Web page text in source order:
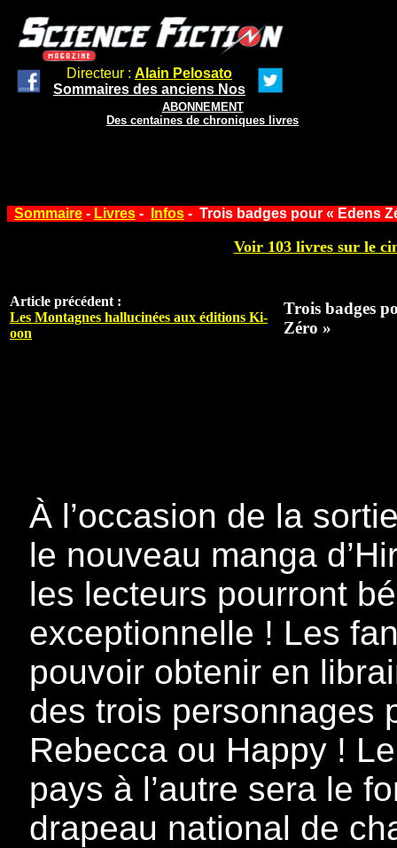
Directeur : Alain Pelosato
Sommaires des anciens Nos
ABONNEMENT
Des centaines de chroniques livres
Sommaire - Livres - Infos - Trois badges pour « Edens
Voir 103 livres sur le
Article précédent :
Les Montagnes hallucinées aux éditions Ki-
oon
Trois badges
Zéro »
À l’occasion de la
le nouveau manga
les lecteurs pourront
exceptionnelle ! Les
pouvoir obtenir en
des trois personnages
Rebecca ou Happy !
pays à l’autre sera le
drapeau national de